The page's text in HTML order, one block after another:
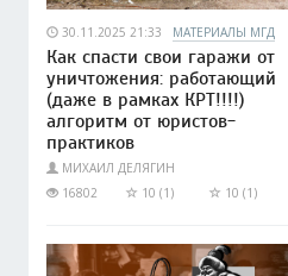
30.11.2025 21:33 МАТЕРИАЛЫ МГД
Как спасти свои гаражи от
уничтожения: работающий
(даже в рамках КРТ!!!!)
алгоритм от юристов-
практиков
МИХАИЛ ДЕЛЯГИН
16802
10 (1) 10 (1)